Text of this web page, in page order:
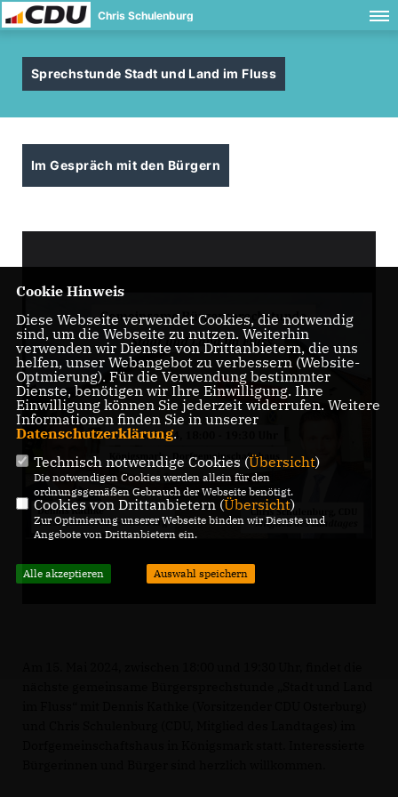
Chris Schulenburg
Sprechstunde Stadt und Land im Fluss
Im Gespräch mit den Bürgern
Cookie Hinweis
Diese Webseite verwendet Cookies, die notwendig
sind, um die Webseite zu nutzen. Weiterhin
verwenden wir Dienste von Drittanbietern, die uns
helfen, unser Webangebot zu verbessern (Website-
Optmierung). Für die Verwendung bestimmter
Dienste, benötigen wir Ihre Einwilligung. Ihre
Einwilligung können Sie jederzeit widerrufen. Weitere
Informationen finden Sie in unserer
Datenschutzerklärung.
Technisch notwendige Cookies (Übersicht)
Die notwendigen Cookies werden allein für den
ordnungsgemäßen Gebrauch der Webseite benötigt.
Cookies von Drittanbietern (Übersicht)
Zur Optimierung unserer Webseite binden wir Dienste und
Angebote von Drittanbietern ein.
Alle akzeptieren Auswahl speichern